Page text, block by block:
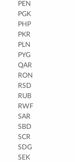
PEN
PGK
PHP
PKR
PLN
PYG
QAR
RON
RSD
RUB
RWF
SAR
SBD
SCR
SDG
SEK